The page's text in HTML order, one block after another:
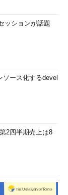
ッションが話題
ース化するdevel
2四半期売上は8